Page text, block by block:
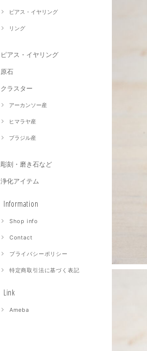
ピアス・イヤリング
リング
ピアス・イヤリング
原石
クラスター
アーカンソー産
ヒマラヤ産
ブラジル産
彫刻・磨き石など
浄化アイテム
Information
Shop info
Contact
プライバシーポリシー
特定商取引法に基づく表記
Link
Ameba